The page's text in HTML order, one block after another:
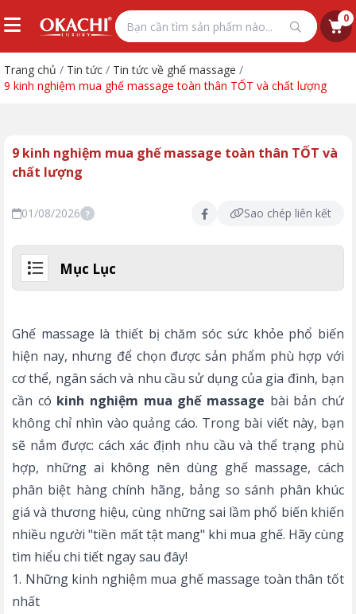
0
Trang chủ / Tin tức / Tin tức về ghế massage /
9 kinh nghiệm mua ghế massage toàn thân TỐT và chất lượng
9 kinh nghiệm mua ghế massage toàn thân TỐT và
chất lượng
01/08/2026 ? Sao chép liên kết
Mục Lục
Ghế massage là thiết bị chăm sóc sức khỏe phổ biến
hiện nay, nhưng để chọn được sản phẩm phù hợp với
cơ thể, ngân sách và nhu cầu sử dụng của gia đình, bạn
cần có kinh nghiệm mua ghế massage bài bản chứ
không chỉ nhìn vào quảng cáo. Trong bài viết này, bạn
sẽ nắm được: cách xác định nhu cầu và thể trạng phù
hợp, những ai không nên dùng ghế massage, cách
phân biệt hàng chính hãng, bảng so sánh phân khúc
giá và thương hiệu, cùng những sai lầm phổ biến khiến
nhiều người "tiền mất tật mang" khi mua ghế. Hãy cùng
tìm hiểu chi tiết ngay sau đây!
1. Những kinh nghiệm mua ghế massage toàn thân tốt
nhất